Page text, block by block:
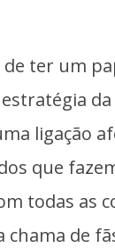
ter um
da
ligação
que
todas as
chama de